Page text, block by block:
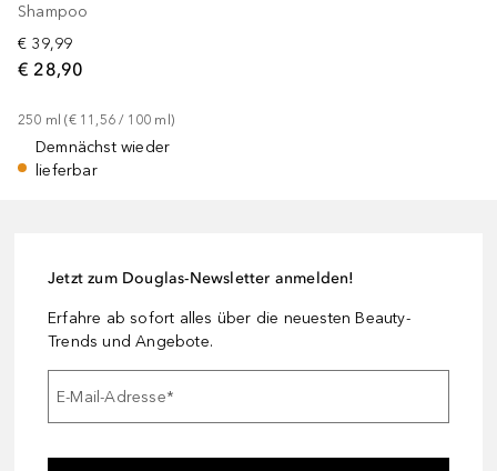
Shampoo
€ 39,99
€ 28,90
250 ml (€ 11,56 / 100 ml )
Demnächst wieder
lieferbar
Jetzt zum Douglas-Newsletter anmelden!
Erfahre ab sofort alles über die neuesten Beauty-
Trends und Angebote.
E-Mail-Adresse*